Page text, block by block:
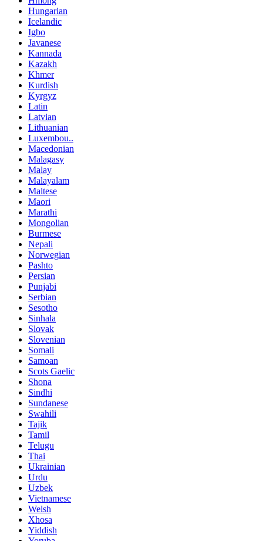
Hungarian
Icelandic
Igbo
Javanese
Kannada
Kazakh
Khmer
Kurdish
Kyrgyz
Latin
Latvian
Lithuanian
Luxembou..
Macedonian
Malagasy
Malay
Malayalam
Maltese
Maori
Marathi
Mongolian
Burmese
Nepali
Norwegian
Pashto
Persian
Punjabi
Serbian
Sesotho
Sinhala
Slovak
Slovenian
Somali
Samoan
Scots Gaelic
Shona
Sindhi
Sundanese
Swahili
Tajik
Tamil
Telugu
Thai
Ukrainian
Urdu
Uzbek
Vietnamese
Welsh
Xhosa
Yiddish